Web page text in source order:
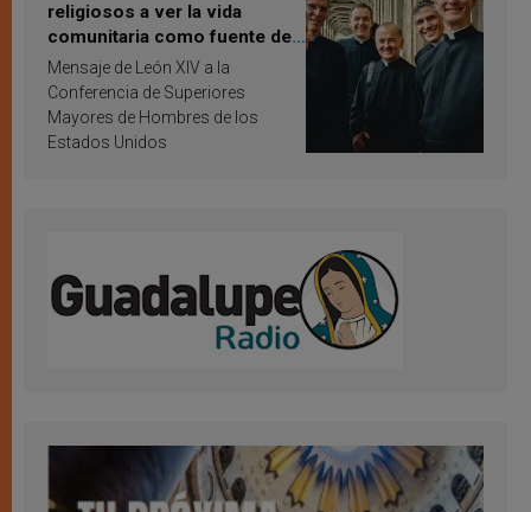
religiosos a ver la vida
comunitaria como fuente de
inspiración y santificación
Mensaje de León XIV a la
Conferencia de Superiores
Mayores de Hombres de los
Estados Unidos